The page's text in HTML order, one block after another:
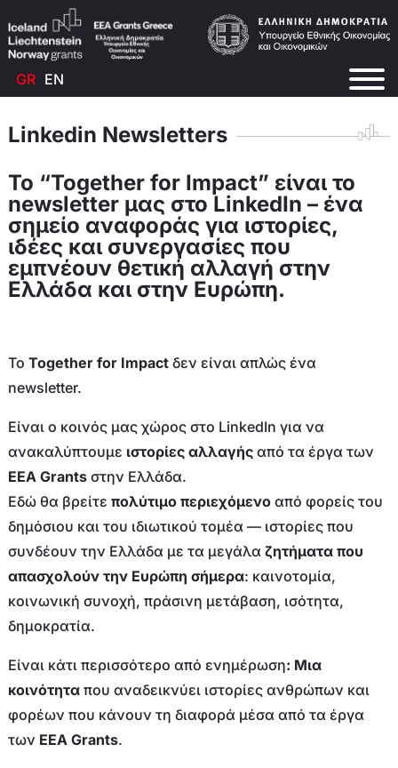
GR EN
Linkedin Newsletters
Το “Together for Impact” είναι το
newsletter μας στο LinkedIn – ένα
σημείο αναφοράς για ιστορίες,
ιδέες και συνεργασίες που
εμπνέουν θετική αλλαγή στην
Ελλάδα και στην Ευρώπη.
Το Together for Impactδεν είναι απλώς ένα
newsletter.
Είναι ο κοινός μας χώρος στο LinkedIn για να
ανακαλύπτουμε ιστορίες αλλαγήςαπό τα έργα των
EEA Grantsστην Ελλάδα.
Εδώ θα βρείτε πολύτιμο περιεχόμενοαπό φορείς του
δημόσιου και του ιδιωτικού τομέα — ιστορίες που
συνδέουν την Ελλάδα με τα μεγάλα ζητήματα που
απασχολούν την Ευρώπη σήμερα: καινοτομία,
κοινωνική συνοχή, πράσινη μετάβαση, ισότητα,
δημοκρατία.
Είναι κάτι περισσότερο από ενημέρωση: Μια
κοινότηταπου αναδεικνύει ιστορίες ανθρώπων και
φορέων που κάνουν τη διαφορά μέσα από τα έργα
των EEA Grants.